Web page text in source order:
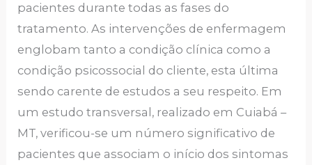
pacientes durante todas as fases do
tratamento. As intervenções de enfermagem
englobam tanto a condição clínica como a
condição psicossocial do cliente, esta última
sendo carente de estudos a seu respeito. Em
um estudo transversal, realizado em Cuiabá –
MT, verificou-se um número significativo de
pacientes que associam o início dos sintomas